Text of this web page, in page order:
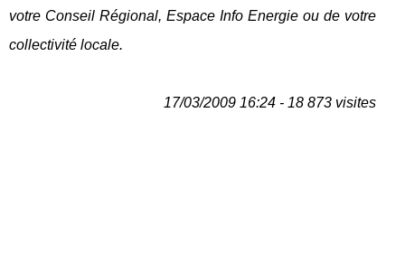
votre Conseil Régional, Espace Info Energie ou de votre
collectivité locale.
17/03/2009 16:24 - 18 873 visites